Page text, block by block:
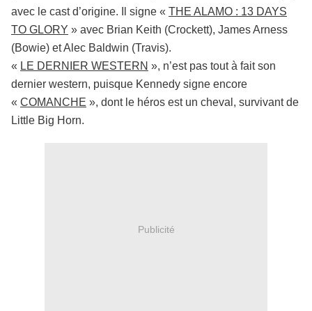
avec le cast d’origine. Il signe « THE ALAMO : 13 DAYS
TO GLORY » avec Brian Keith (Crockett), James Arness
(Bowie) et Alec Baldwin (Travis).
« LE DERNIER WESTERN », n’est pas tout à fait son
dernier western, puisque Kennedy signe encore
« COMANCHE », dont le héros est un cheval, survivant de
Little Big Horn.
Publicité